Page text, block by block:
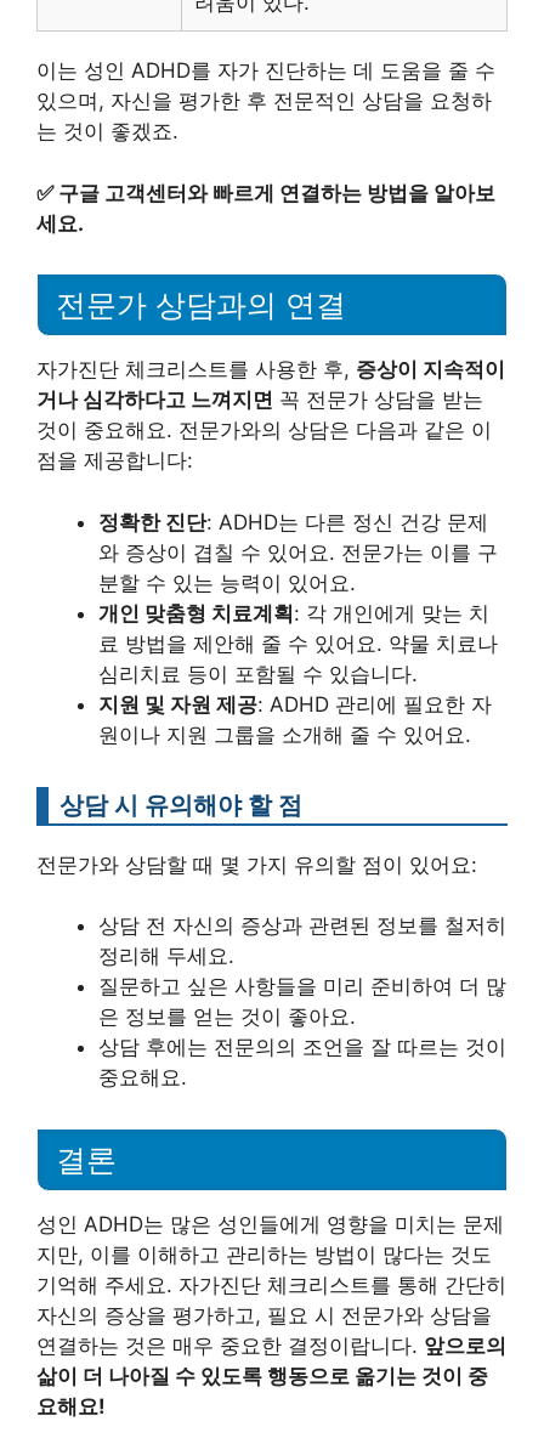
이는 성인 ADHD를 자가 진단하는 데 도움을 줄 수
있으며, 자신을 평가한 후 전문적인 상담을 요청하
는 것이 좋겠죠.
✅ 구글 고객센터와 빠르게 연결하는 방법을 알아보
세요.
전문가 상담과의 연결
자가진단 체크리스트를 사용한 후, 증상이 지속적이
거나 심각하다고 느껴지면 꼭 전문가 상담을 받는
것이 중요해요. 전문가와의 상담은 다음과 같은 이
점을 제공합니다:
정확한 진단: ADHD는 다른 정신 건강 문제
와 증상이 겹칠 수 있어요. 전문가는 이를 구
분할 수 있는 능력이 있어요.
개인 맞춤형 치료계획: 각 개인에게 맞는 치
료 방법을 제안해 줄 수 있어요. 약물 치료나
심리치료 등이 포함될 수 있습니다.
지원 및 자원 제공: ADHD 관리에 필요한 자
원이나 지원 그룹을 소개해 줄 수 있어요.
상담 시 유의해야 할 점
전문가와 상담할 때 몇 가지 유의할 점이 있어요:
상담 전 자신의 증상과 관련된 정보를 철저히
정리해 두세요.
질문하고 싶은 사항들을 미리 준비하여 더 많
은 정보를 얻는 것이 좋아요.
상담 후에는 전문의의 조언을 잘 따르는 것이
중요해요.
결론
성인 ADHD는 많은 성인들에게 영향을 미치는 문제
지만, 이를 이해하고 관리하는 방법이 많다는 것도
기억해 주세요. 자가진단 체크리스트를 통해 간단히
자신의 증상을 평가하고, 필요 시 전문가와 상담을
연결하는 것은 매우 중요한 결정이랍니다. 앞으로의
삶이 더 나아질 수 있도록 행동으로 옮기는 것이 중
요해요!